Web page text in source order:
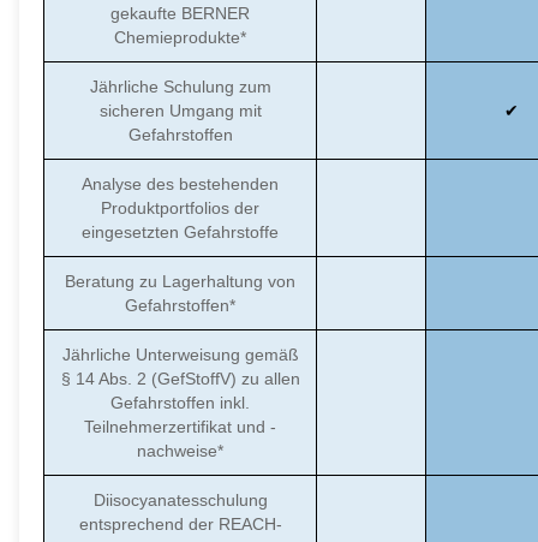
gekaufte BERNER
Chemieprodukte*
Jährliche Schulung zum
sicheren Umgang mit
Gefahrstoffen
Analyse des bestehenden
Produktportfolios der
eingesetzten Gefahrstoffe
Beratung zu Lagerhaltung von
Gefahrstoffen*
Jährliche Unterweisung gemäß
§ 14 Abs. 2 (GefStoffV) zu allen
Gefahrstoffen inkl.
Teilnehmerzertifikat und -
nachweise*
Diisocyanatesschulung
entsprechend der REACH-